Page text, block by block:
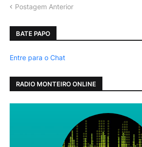
Postagem Anterior
BATE PAPO
Entre para o Chat
RADIO MONTEIRO ONLINE